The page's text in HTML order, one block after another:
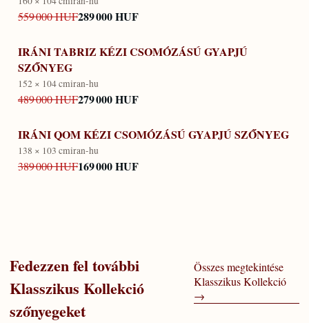
559 000 HUF289 000 HUF
IRÁNI TABRIZ KÉZI CSOMÓZÁSÚ GYAPJÚ
SZŐNYEG
152 × 104 cmiran-hu
489 000 HUF279 000 HUF
IRÁNI QOM KÉZI CSOMÓZÁSÚ GYAPJÚ SZŐNYEG
138 × 103 cmiran-hu
389 000 HUF169 000 HUF
Fedezzen fel további
Klasszikus Kollekció
szőnyegeket
Összes megtekintése
Klasszikus Kollekció
→